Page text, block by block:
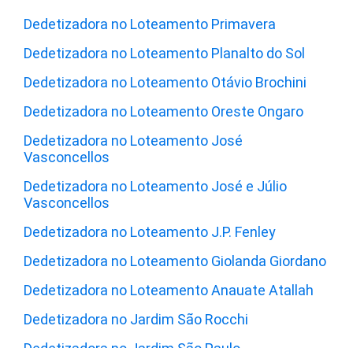
Dedetizadora no Loteamento Primavera
Dedetizadora no Loteamento Planalto do Sol
Dedetizadora no Loteamento Otávio Brochini
Dedetizadora no Loteamento Oreste Ongaro
Dedetizadora no Loteamento José
Vasconcellos
Dedetizadora no Loteamento José e Júlio
Vasconcellos
Dedetizadora no Loteamento J.P. Fenley
Dedetizadora no Loteamento Giolanda Giordano
Dedetizadora no Loteamento Anauate Atallah
Dedetizadora no Jardim São Rocchi